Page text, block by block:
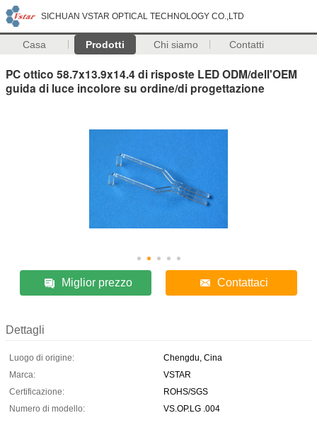
SICHUAN VSTAR OPTICAL TECHNOLOGY CO.,LTD
Casa Prodotti Chi siamo Contatti
PC ottico 58.7x13.9x14.4 di risposte LED ODM/dell'OEM
guida di luce incolore su ordine/di progettazione
Miglior prezzo Contattaci
Dettagli
Luogo di origine:
Chengdu, Cina
Marca:
VSTAR
Certificazione:
ROHS/SGS
Numero di modello:
VS.OP.LG .004